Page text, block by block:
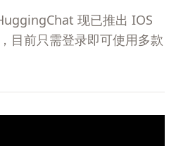
现已推出 IOS
目前只需登录即可使用多款